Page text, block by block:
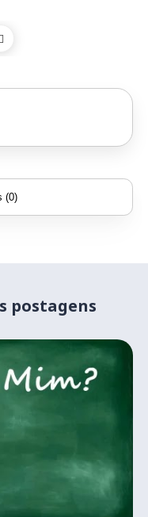
(0)
postagens